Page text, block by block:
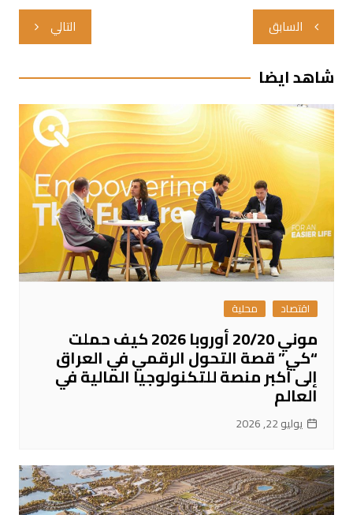
تصفّح
المقالات
السابق التالي
شاهد ايضا
اقتصاد محلية
موني 20/20 أوروبا 2026 كيف حملت
“كي” قصة التحول الرقمي في العراق
إلى أكبر منصة للتكنولوجيا المالية في
العالم
يوليو 22, 2026